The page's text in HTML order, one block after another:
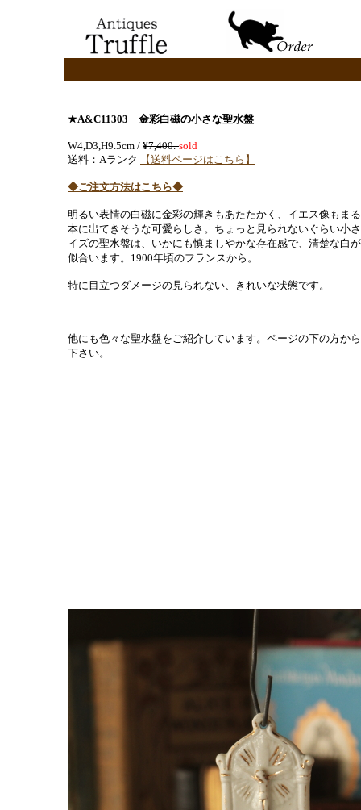
★A&C11303 金彩白磁の小さな聖水盤
W4,D3,H9.5cm / ¥7,400.-sold
送料：Aランク
【送料ページはこちら】
◆ご注文方法はこちら◆
明るい表情の白磁に金彩の輝きもあたたかく、イエス像もま
本に出てきそうな可愛らしさ。ちょっと見られないぐらい小
イズの聖水盤は、いかにも慎ましやかな存在感で、清楚な白
似合います。1900年頃のフランスから。
特に目立つダメージの見られない、きれいな状態です。
他にも色々な聖水盤をご紹介しています。ページの下の方か
下さい。